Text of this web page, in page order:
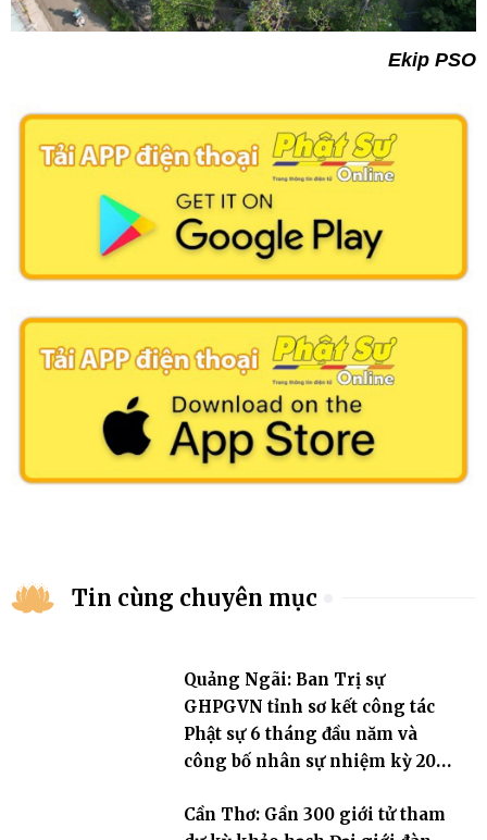
Ekip PSO
Tin cùng chuyên mục
Quảng Ngãi: Ban Trị sự
GHPGVN tỉnh sơ kết công tác
Phật sự 6 tháng đầu năm và
công bố nhân sự nhiệm kỳ 2026
Cần Thơ: Gần 300 giới tử tham